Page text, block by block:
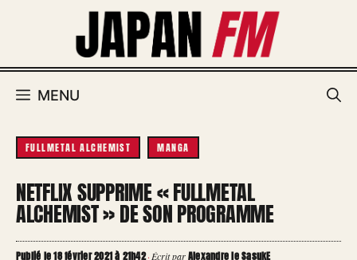
MENU
FULLMETAL ALCHEMIST MANGA
NETFLIX SUPPRIME « FULLMETAL
ALCHEMIST » DE SON PROGRAMME
Publié le 18 février 2021 à 21h42·Écrit parAlexandre le SasukE